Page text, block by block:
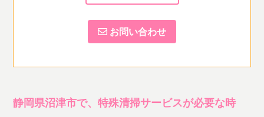
お問い合わせ
静岡県沼津市で、特殊清掃サービスが必要な時